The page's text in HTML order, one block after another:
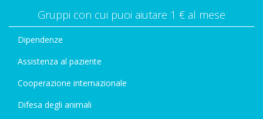
Gruppi con cui puoi aiutare 1 € al mese
Dipendenze
Assistenza al paziente
Cooperazione internazionale
Difesa degli animali